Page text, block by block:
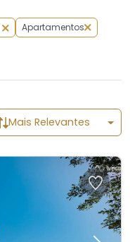
Apartamentos
Mais Relevantes